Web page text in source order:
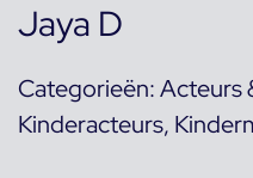
Jaya D
Categorieën:Acteurs
Kinderacteurs,